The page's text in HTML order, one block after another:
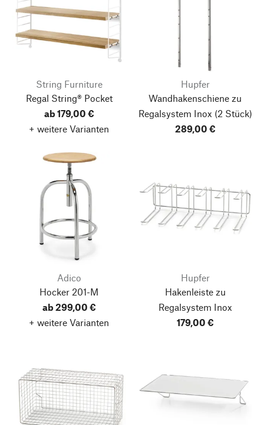
String Furniture
Regal String® Pocket
ab 179,00 €
+ weitere Varianten
Hupfer
Wandhakenschiene zu
Regalsystem Inox (2 Stück)
289,00 €
Adico
Hocker 201-M
ab 299,00 €
+ weitere Varianten
Hupfer
Hakenleiste zu
Regalsystem Inox
179,00 €